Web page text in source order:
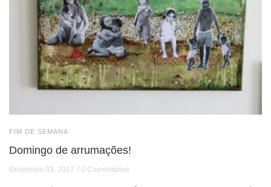
FIM DE SEMANA
Domingo de arrumações!
Dezembro 03, 2017 0 Comentários